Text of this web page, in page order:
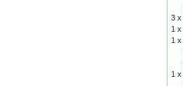
3 x
1 x
1 x
1 x